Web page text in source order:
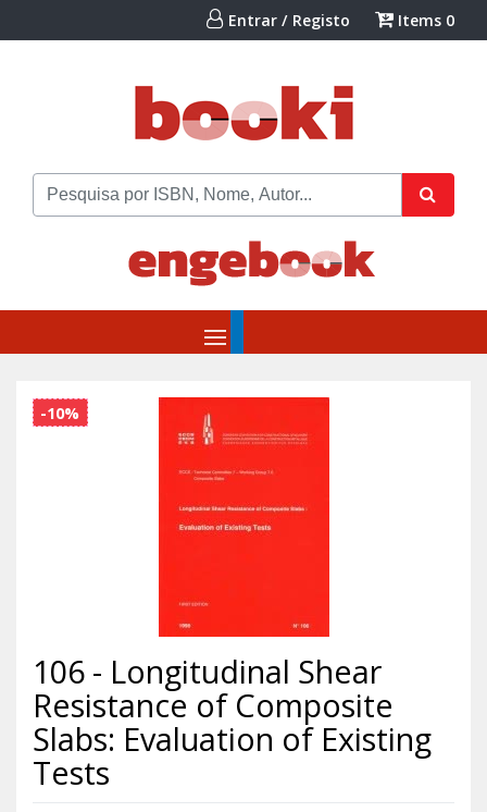
Entrar / Registo Items 0
-10%
106 - Longitudinal Shear
Resistance of Composite
Slabs: Evaluation of Existing
Tests